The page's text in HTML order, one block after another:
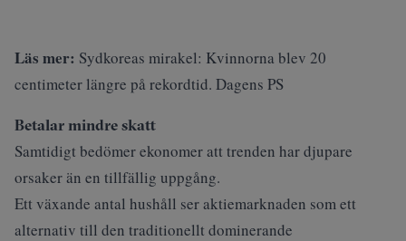
Läs mer: Sydkoreas mirakel: Kvinnorna blev 20
centimeter längre på rekordtid. Dagens PS
Betalar mindre skatt
Samtidigt bedömer ekonomer att trenden har djupare
orsaker än en tillfällig uppgång.
Ett växande antal hushåll ser aktiemarknaden som ett
alternativ till den traditionellt dominerande